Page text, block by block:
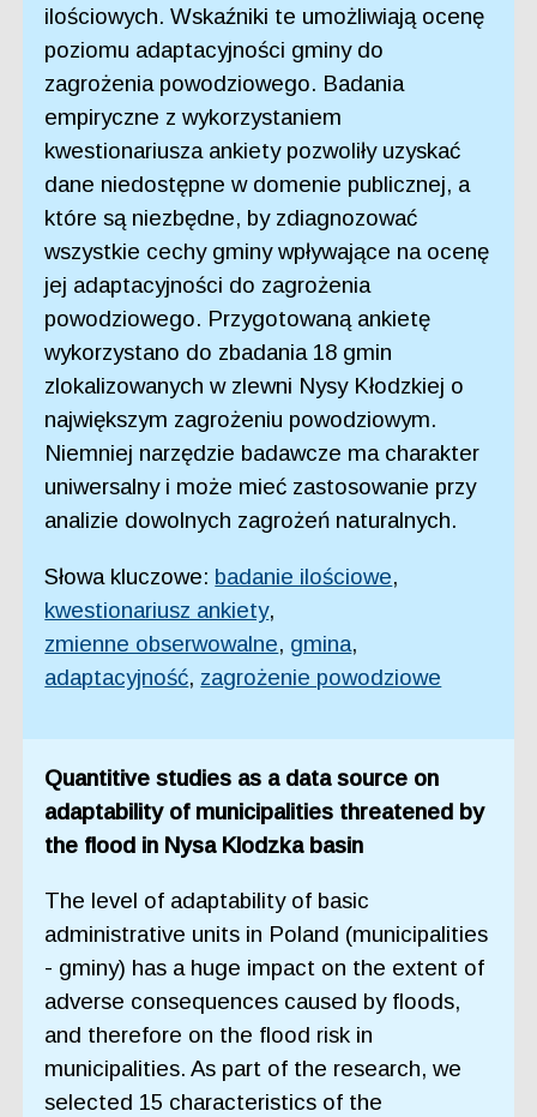
ilościowych. Wskaźniki te umożliwiają ocenę
poziomu adaptacyjności gminy do
zagrożenia powodziowego. Badania
empiryczne z wykorzystaniem
kwestionariusza ankiety pozwoliły uzyskać
dane niedostępne w domenie publicznej, a
które są niezbędne, by zdiagnozować
wszystkie cechy gminy wpływające na ocenę
jej adaptacyjności do zagrożenia
powodziowego. Przygotowaną ankietę
wykorzystano do zbadania 18 gmin
zlokalizowanych w zlewni Nysy Kłodzkiej o
największym zagrożeniu powodziowym.
Niemniej narzędzie badawcze ma charakter
uniwersalny i może mieć zastosowanie przy
analizie dowolnych zagrożeń naturalnych.
Słowa kluczowe: badanie ilościowe,
kwestionariusz ankiety,
zmienne obserwowalne, gmina,
adaptacyjność, zagrożenie powodziowe
Quantitive studies as a data source on
adaptability of municipalities threatened by
the flood in Nysa Klodzka basin
The level of adaptability of basic
administrative units in Poland (municipalities
- gminy) has a huge impact on the extent of
adverse consequences caused by floods,
and therefore on the flood risk in
municipalities. As part of the research, we
selected 15 characteristics of the